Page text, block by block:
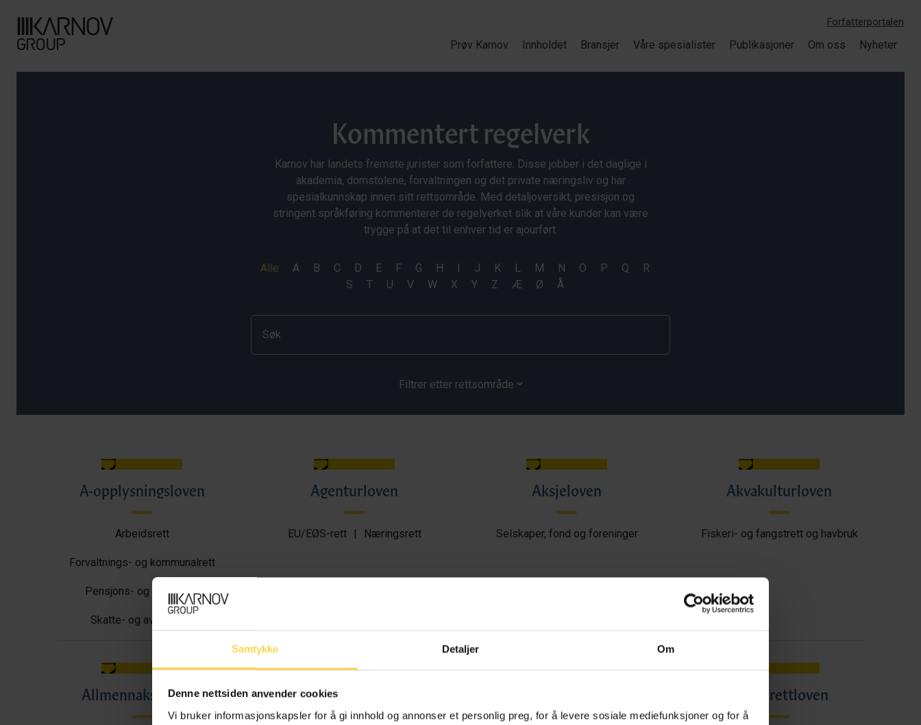
Samtykke Detaljer Om
Denne nettsiden anvender cookies
Vi bruker informasjonskapsler for å gi innhold og annonser et personlig preg, for å levere sosiale mediefunksjoner og for å
Forfatterportalen
Prøv Karnov Innholdet Bransjer Våre spesialister Publikasjoner Om oss Nyheter
Kommentert regelverk
Karnov har landets fremste jurister som forfattere. Disse jobber i det daglige i
akademia, domstolene, forvaltningen og det private næringsliv og har
spesialkunnskap innen sitt rettsområde. Med detaljoversikt, presisjon og
stringent språkføring kommenterer de regelverket slik at våre kunder kan være
trygge på at det til enhver tid er ajourført.
Filtrer etter rettsområde
A-opplysningsloven
Arbeidsrett
Forvaltnings- og kommunalrett
Pensjons- og trygderett
Skatte- og avgiftsrett
Agenturloven
EU/EØS-rett | Næringsrett
Aksjeloven
Selskaper, fond og foreninger
Akvakulturloven
Fiskeri- og fangstrett og havbruk
Allmennaksjeloven Allmenngjøringsloven
behandlingsloven
Angrerettloven